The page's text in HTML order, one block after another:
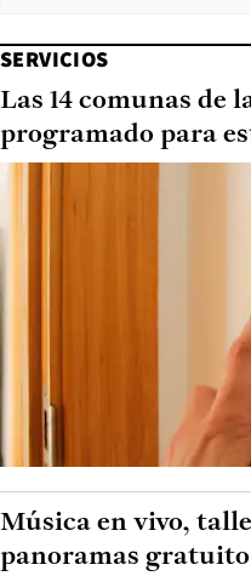
SERVICIOS
Las 14 comunas de
programado para
Música en vivo,
panoramas